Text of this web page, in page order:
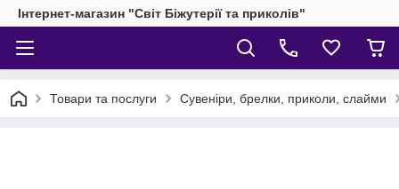
Інтернет-магазин "Світ Біжутерії та приколів"
Товари та послуги Сувеніри, брелки, приколи, слайми